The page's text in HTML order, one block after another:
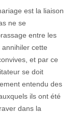
est la liaison
ne se
entre les
cette
et par ce
se doit
entendu des
ils ont été
dans la